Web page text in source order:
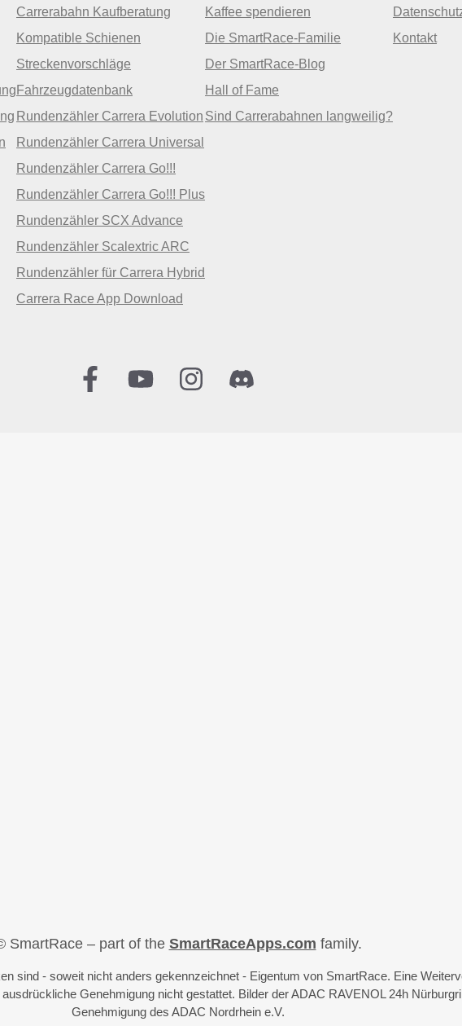
Carrerabahn Kaufberatung
Kompatible Schienen
Streckenvorschläge
Fahrzeugdatenbank
Rundenzähler Carrera Evolution
Rundenzähler Carrera Universal
Rundenzähler Carrera Go!!!
Rundenzähler Carrera Go!!! Plus
Rundenzähler SCX Advance
Rundenzähler Scalextric ARC
Rundenzähler für Carrera Hybrid
Carrera Race App Download
Kaffee spendieren
Die SmartRace-Familie
Der SmartRace-Blog
Hall of Fame
Sind Carrerabahnen langweilig?
Kontakt
SmartRace – part of the SmartRaceApps.com family.
sind - soweit nicht anders gekennzeichnet - Eigentum von SmartRace. Eine
Genehmigung nicht gestattet. Bilder der ADAC RAVENOL 24h
Genehmigung des ADAC Nordrhein e.V.